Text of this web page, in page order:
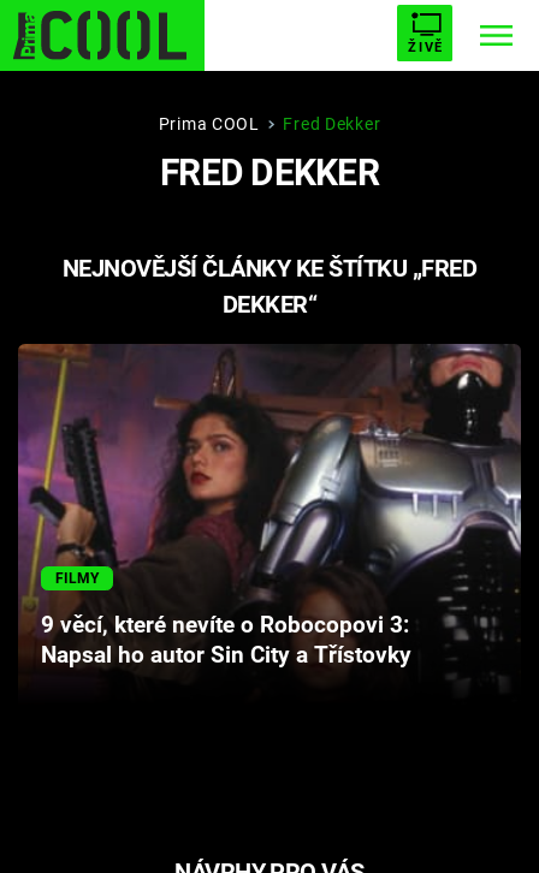
ŽIVĚ
STARHOUSE BUFFY, PŘEMOŽITELKA UPÍRŮ
PLNEJ KOTEL AVENGERS 5
Filmy
Seriály
Hry
Cool Esport
Pořady
Prima COOL Fred Dekker
FRED DEKKER
NEJNOVĚJŠÍ ČLÁNKY KE ŠTÍTKU „FRED
DEKKER“
FILMY
9 věcí, které nevíte o Robocopovi 3:
Napsal ho autor Sin City a Třístovky